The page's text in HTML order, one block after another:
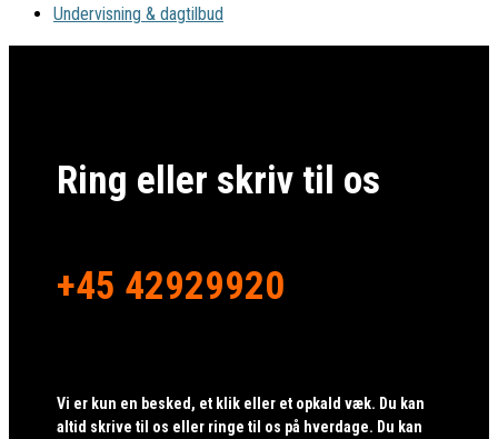
Undervisning & dagtilbud
Ring eller skriv til os
+45 42929920
Vi er kun en besked, et klik eller et opkald væk. Du kan
altid skrive til os eller ringe til os på hverdage. Du kan